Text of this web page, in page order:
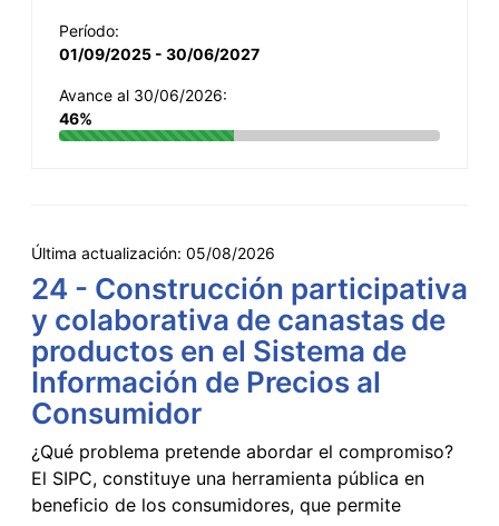
Período:
01/09/2025 - 30/06/2027
Avance al 30/06/2026:
46%
Última actualización: 05/08/2026
24 - Construcción participativa
y colaborativa de canastas de
productos en el Sistema de
Información de Precios al
Consumidor
¿Qué problema pretende abordar el compromiso?
El SIPC, constituye una herramienta pública en
beneficio de los consumidores, que permite